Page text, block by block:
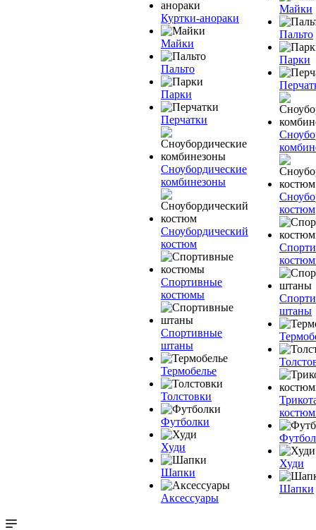
Куртки-анораки
Майки
Пальто
Парки
Перчатки
Сноубордические
комбинезоны
Сноубордический
костюм
Спортивные
костюмы
Спортивные
штаны
Термобелье
Толстовки
Футболки
Худи
Шапки
Аксессуары
Майки
Пальто
Парки
костюм
штаны
Худи
Шапки